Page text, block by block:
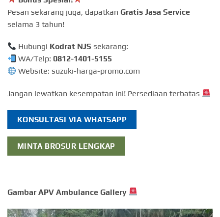
Pesan sekarang juga, dapatkan Gratis Jasa Service
selama 3 tahun!
Hubungi Kodrat NJS sekarang:
WA/Telp:0812-1401-5155
Website: suzuki-harga-promo.com
Jangan lewatkan kesempatan ini! Persediaan terbatas
KONSULTASI VIA WHATSAPP
MINTA BROSUR LENGKAP
Gambar APV Ambulance Gallery